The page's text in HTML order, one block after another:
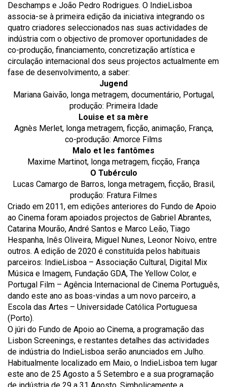
Deschamps e João Pedro Rodrigues. O IndieLisboa
associa-se à primeira edição da iniciativa integrando os
quatro criadores seleccionados nas suas actividades de
indústria com o objectivo de promover oportunidades de
co-produção, financiamento, concretização artística e
circulação internacional dos seus projectos actualmente em
fase de desenvolvimento, a saber:
Jugend
Mariana Gaivão, longa metragem, documentário, Portugal,
produção: Primeira Idade
Louise et sa mère
Agnès Merlet, longa metragem, ficção, animação, França,
co-produção: Amorce Films
Malo et les fantômes
Maxime Martinot, longa metragem, ficção, França
O Tubérculo
Lucas Camargo de Barros, longa metragem, ficção, Brasil,
produção: Fratura Filmes
Criado em 2011, em edições anteriores do Fundo de Apoio
ao Cinema foram apoiados projectos de Gabriel Abrantes,
Catarina Mourão, André Santos e Marco Leão, Tiago
Hespanha, Inês Oliveira, Miguel Nunes, Leonor Noivo, entre
outros. A edição de 2020 é constituída pelos habituais
parceiros: IndieLisboa – Associação Cultural, Digital Mix
Música e Imagem, Fundação GDA, The Yellow Color, e
Portugal Film – Agência Internacional de Cinema Português,
dando este ano as boas-vindas a um novo parceiro, a
Escola das Artes – Universidade Católica Portuguesa
(Porto).
O júri do Fundo de Apoio ao Cinema, a programação das
Lisbon Screenings, e restantes detalhes das actividades
de indústria do IndieLisboa serão anunciados em Julho.
Habitualmente localizado em Maio, o IndieLisboa tem lugar
este ano de 25 Agosto a 5 Setembro e a sua programação